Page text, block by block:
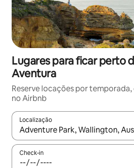
Lugares para ficar perto
Aventura
Reserve locações por temporada,
no Airbnb
Localização
Quando os resultados estiverem
Check-in